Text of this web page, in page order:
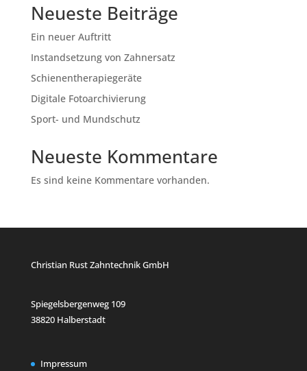
Neueste Beiträge
Ein neuer Auftritt
Instandsetzung von Zahnersatz
Schienentherapiegeräte
Digitale Fotoarchivierung
Sport- und Mundschutz
Neueste Kommentare
Es sind keine Kommentare vorhanden.
Christian Rust Zahntechnik GmbH
Spiegelsbergenweg 109
38820 Halberstadt
Impressum